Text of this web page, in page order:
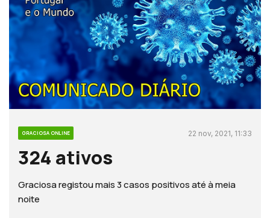
GRACIOSA ONLINE 22 nov, 2021, 11:33
324 ativos
Graciosa registou mais 3 casos positivos até à meia
noite